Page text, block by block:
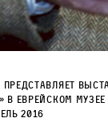
в Еврейском музее
2016